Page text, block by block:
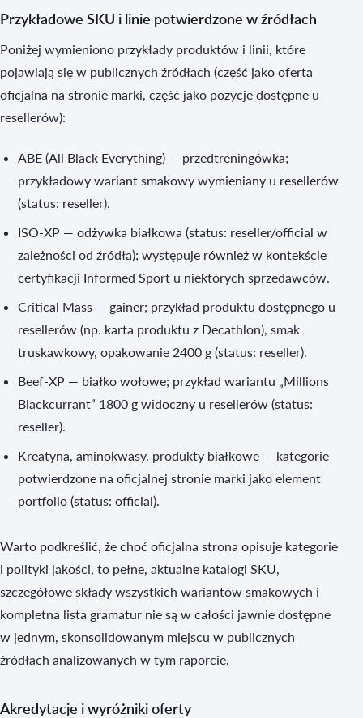
Przykładowe SKU i linie potwierdzone w źródłach
Poniżej wymieniono przykłady produktów i linii, które
pojawiają się w publicznych źródłach (część jako oferta
oficjalna na stronie marki, część jako pozycje dostępne u
resellerów):
ABE (All Black Everything) — przedtreningówka;
przykładowy wariant smakowy wymieniany u resellerów
(status: reseller).
ISO-XP — odżywka białkowa (status: reseller/official w
zależności od źródła); występuje również w kontekście
certyfikacji Informed Sport u niektórych sprzedawców.
Critical Mass — gainer; przykład produktu dostępnego u
resellerów (np. karta produktu z Decathlon), smak
truskawkowy, opakowanie 2400 g (status: reseller).
Beef-XP — białko wołowe; przykład wariantu „Millions
Blackcurrant” 1800 g widoczny u resellerów (status:
reseller).
Kreatyna, aminokwasy, produkty białkowe — kategorie
potwierdzone na oficjalnej stronie marki jako element
portfolio (status: official).
Warto podkreślić, że choć oficjalna strona opisuje kategorie
i polityki jakości, to pełne, aktualne katalogi SKU,
szczegółowe składy wszystkich wariantów smakowych i
kompletna lista gramatur nie są w całości jawnie dostępne
w jednym, skonsolidowanym miejscu w publicznych
źródłach analizowanych w tym raporcie.
Akredytacje i wyróżniki oferty